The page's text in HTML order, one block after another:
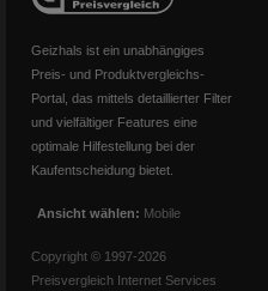
Geizhals ist ein unabhängiges
Preis- und Produktvergleichs-
Portal, das mittels detaillierter Filter
und vielfältiger Features eine
optimale Hilfestellung bei der
Kaufentscheidung bietet.
Ansicht wählen: Mobile
Copyright © 1997-2026
Preisvergleich Internet Services